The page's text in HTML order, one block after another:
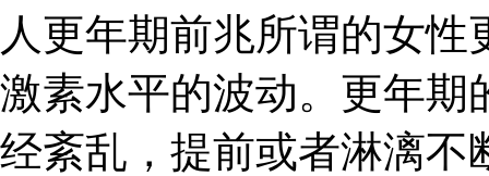
人更年期前兆所谓的女
激素水平的波动。更年期
经紊乱，提前或者淋漓不